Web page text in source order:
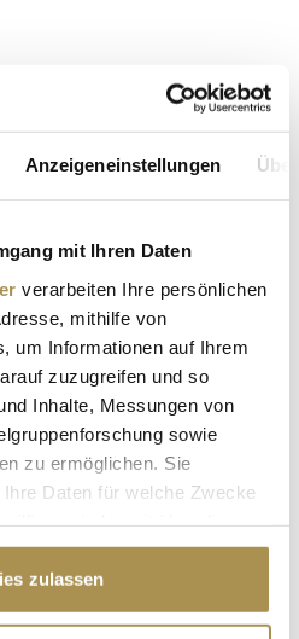
Anzeigeneinstellungen
mit Ihren Daten
verarbeiten Ihre persönlichen
mithilfe von
um Informationen auf Ihrem
zuzugreifen und so
Inhalte, Messungen von
sowie
zu ermöglichen. Sie
Daten für welche Zwecke
Klicken auf das Privacy
widerrufen
zulassen